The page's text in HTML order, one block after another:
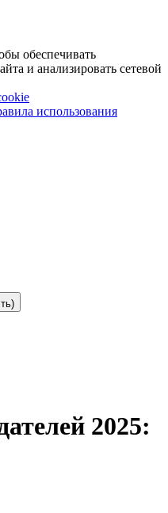
обеспечивать
и анализировать сетевой
использования
2025: